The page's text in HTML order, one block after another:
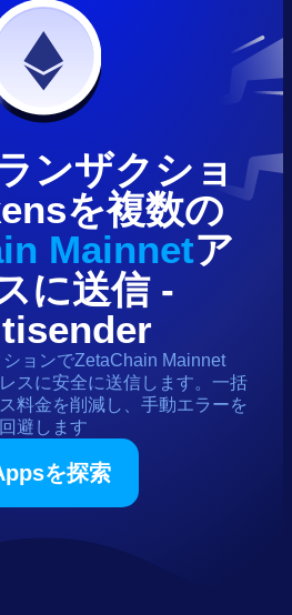
ンザクショ
を複数の
Mainnetア
に送信 -
ョンでZetaChain Mainnet
スに安全に送信します。一括
料金を削減し、手動エラーを
回避します
を探索